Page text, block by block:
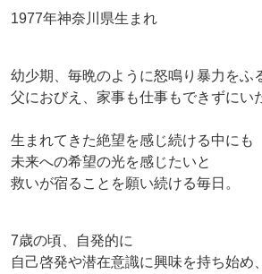
1977年神奈川県生まれ
幼少期、毎晩のように怒鳴り暴力をふ
父におびえ、家事も仕事もできずにい
生まれてきた絶望を感じ続ける中にも
未来への希望の光を感じたいと
救いが宿ることを願い続ける毎日。
7歳の頃、自発的に
自己啓発や潜在意識に興味を持ち始め、